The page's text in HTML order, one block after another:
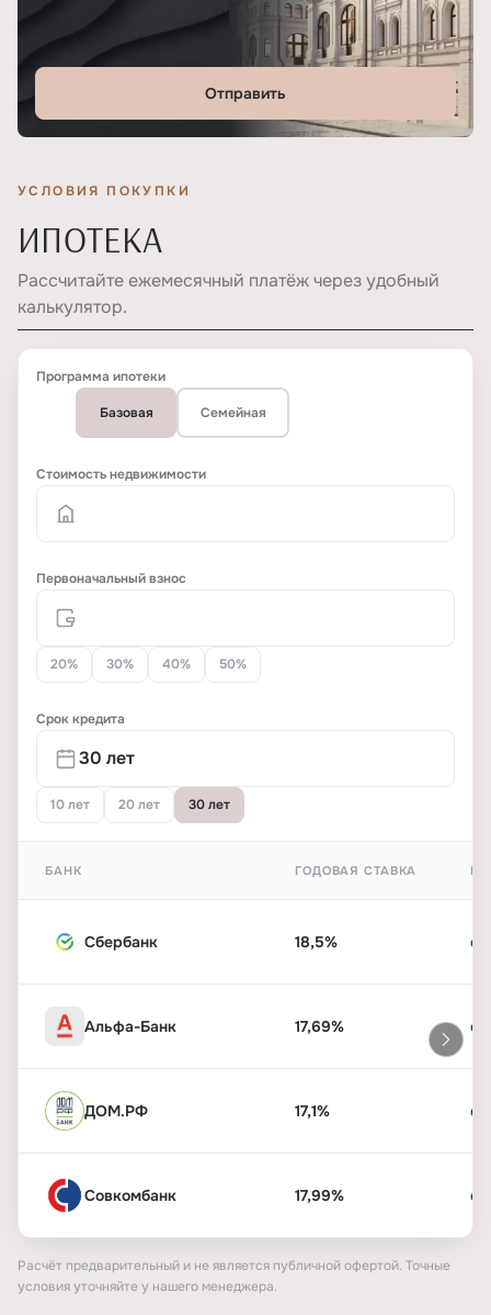
Отправить
УСЛОВИЯ ПОКУПКИ
ИПОТЕКА
Рассчитайте ежемесячный платёж через удобный
калькулятор.
Программа ипотеки
Базовая Семейная
Стоимость недвижимости
Первоначальный взнос
20% 30% 40% 50%
Срок кредита
10 лет 20 лет 30 лет
БАНК ГОДОВАЯ СТАВКА
Сбербанк 18,5%
Альфа-Банк 17,69%
ДОМ.РФ 17,1%
Совкомбанк 17,99%
Расчёт предварительный и не является публичной офертой. Точные
условия уточняйте у нашего менеджера.